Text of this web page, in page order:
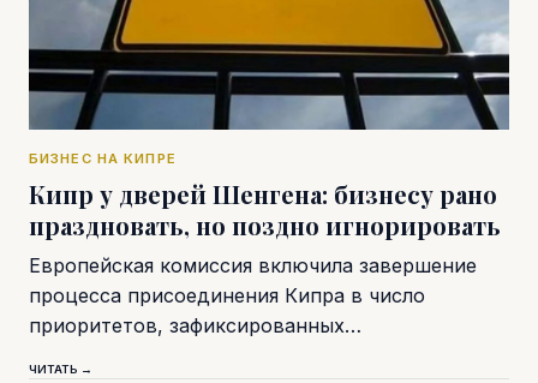
БИЗНЕС НА КИПРЕ
Кипр у дверей Шенгена: бизнесу рано
праздновать, но поздно игнорировать
Европейская комиссия включила завершение
процесса присоединения Кипра в число
приоритетов, зафиксированных…
ЧИТАТЬ →